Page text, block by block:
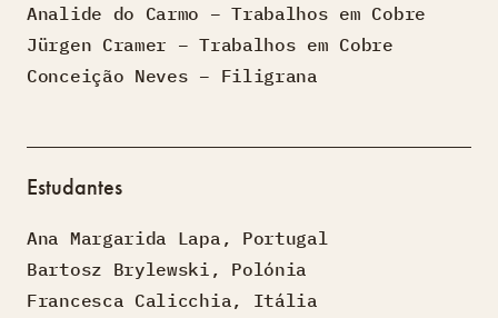
Analide do Carmo – Trabalhos em Cobre
Jürgen Cramer – Trabalhos em Cobre
Conceição Neves – Filigrana
Estudantes
Ana Margarida Lapa, Portugal
Bartosz Brylewski, Polónia
Francesca Calicchia, Itália